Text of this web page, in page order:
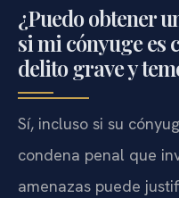
¿Puedo obtener
si mi cónyuge es
delito grave y
Sí, incluso si su
condena penal que
amenazas puede